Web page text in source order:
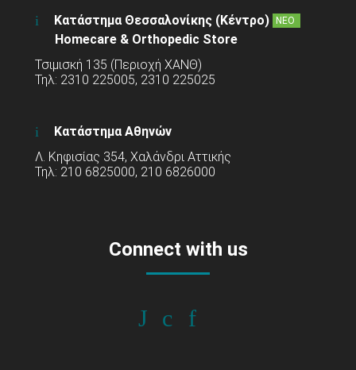
Κατάστημα Θεσσαλονίκης (Κέντρο) ΝΕΟ
Homecare & Orthopedic Store
Τσιμισκή 135 (Περιοχή ΧΑΝΘ)
Τηλ: 2310 225005, 2310 225025
Κατάστημα Αθηνών
Λ. Κηφισίας 354, Χαλάνδρι Αττικής
Τηλ: 210 6825000, 210 6826000
Connect with us